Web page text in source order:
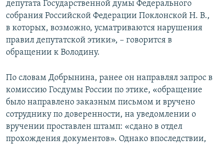
депутата Государственной думы Федерального
собрания Российской Федерации Поклонской Н. В.,
в которых, возможно, усматриваются нарушения
правил депутатской этики», – говорится в
обращении к Володину.
По словам Добрынина, ранее он направлял запрос в
комиссию Госдумы России по этике, «обращение
было направлено заказным письмом и вручено
сотруднику по доверенности, на уведомлении о
вручении проставлен штамп: «сдано в отдел
прохождения документов». Однако впоследствии,